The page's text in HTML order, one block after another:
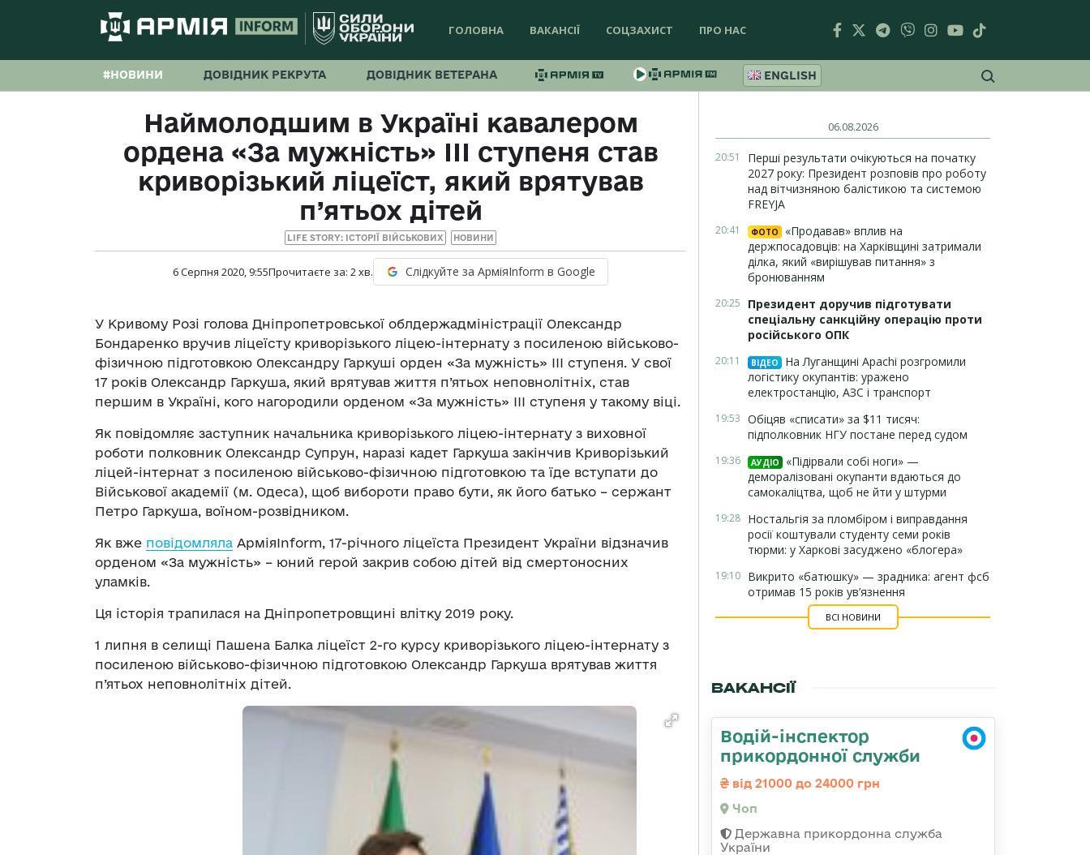
ГОЛОВНА ВАКАНСІЇ СОЦЗАХИСТ ПРО НАС
#НОВИНИ ДОВІДНИК РЕКРУТА ДОВІДНИК ВЕТЕРАНА ENGLISH
Наймолодшим в Україні кавалером
ордена «За мужність» III ступеня став
криворізький ліцеїст, який врятував
п’ятьох дітей
LIFE STORY: ІСТОРІЇ ВІЙСЬКОВИХ НОВИНИ
6 Серпня 2020, 9:55Прочитаєте за: 2хв. Слідкуйте за АрміяInform в Google
У Кривому Розі голова Дніпропетровської облдержадміністрації Олександр
Бондаренко вручив ліцеїсту криворізького ліцею-інтернату з посиленою військово-
фізичною підготовкою Олександру Гаркуші орден «За мужність» III ступеня. У свої
17 років Олександр Гаркуша, який врятував життя п’ятьох неповнолітніх, став
першим в Україні, кого нагородили орденом «За мужність» III ступеня у такому віці.
Як повідомляє заступник начальника криворізького ліцею-інтернату з виховної
роботи полковник Олександр Супрун, наразі кадет Гаркуша закінчив Криворізький
ліцей-інтернат з посиленою військово-фізичною підготовкою та їде вступати до
Військової академії (м. Одеса), щоб вибороти право бути, як його батько – сержант
Петро Гаркуша, воїном-розвідником.
Як вже повідомляла АрміяInform, 17-річного ліцеїста Президент України відзначив
орденом «За мужність» – юний герой закрив собою дітей від смертоносних
уламків.
Ця історія трапилася на Дніпропетровщині влітку 2019 року.
1 липня в селищі Пашена Балка ліцеїст 2-го курсу криворізького ліцею-інтернату з
посиленою військово-фізичною підготовкою Олександр Гаркуша врятував життя
п’ятьох неповнолітніх дітей.
06.08.2026
20:51
Перші результати очікуються на початку
2027 року: Президент розповів про роботу
над вітчизняною балістикою та системою
FREYJA
20:41 ФОТО
«Продавав» вплив на
держпосадовців: на Харківщині затримали
ділка, який «вирішував питання» з
бронюванням
20:25
Президент доручив підготувати
спеціальну санкційну операцію проти
російського ОПК
20:11 ВІДЕО
На Луганщині Apachi розгромили
логістику окупантів: уражено
електростанцію, АЗС і транспорт
19:53 Обіцяв «списати» за $11 тисяч:
підполковник НГУ постане перед судом
19:36 АУДІО
«Підірвали собі ноги» —
деморалізовані окупанти вдаються до
самокаліцтва, щоб не йти у штурми
19:28 Ностальгія за пломбіром і виправдання
росії коштували студенту семи років
тюрми: у Харкові засуджено «блогера»
19:10 Викрито «батюшку» — зрадника: агент фсб
отримав 15 років ув’язнення
ВСІ НОВИНИ
ВАКАНСІЇ
Водій-інспектор
прикордонної служби
від 21000 до 24000 грн
Чоп
Державна прикордонна служба
України